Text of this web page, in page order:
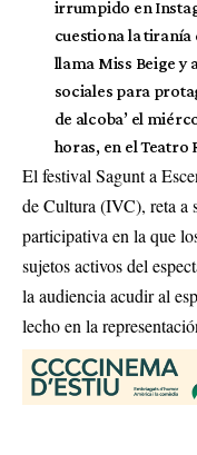
irrumpido en
cuestiona la tiranía
llama Miss Beige y
sociales para
de alcoba’ el
horas, en el Teatro
El festival Sagunt a
de Cultura (IVC), reta a
participativa en la que
sujetos activos del
la audiencia acudir al
lecho en la